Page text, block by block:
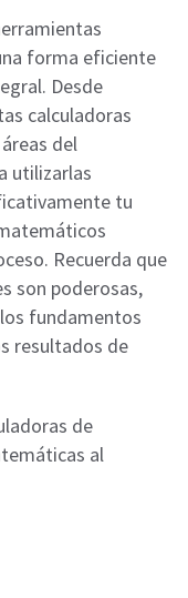
forma eficiente
Desde
calculadoras
del
utilizarlas
tu
Recuerda que
son poderosas,
fundamentos
resultados de
de
al